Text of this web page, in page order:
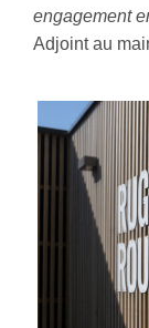
engagement
Adjoint au